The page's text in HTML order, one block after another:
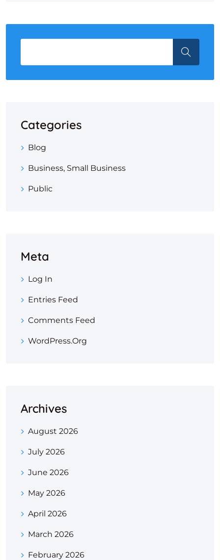
Categories
Blog
Business, Small Business
Public
Meta
Log In
Entries Feed
Comments Feed
WordPress.org
Archives
August 2026
July 2026
June 2026
May 2026
April 2026
March 2026
February 2026